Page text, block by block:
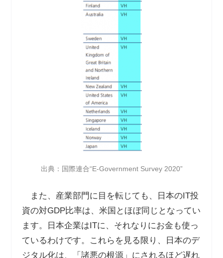
出典：国際連合“E-Government Survey 2020”
また、産業部門に目を転じても、日本のIT投
資の対GDP比率は、米国とほぼ同じとなってい
ます。日本企業は ITに、それなりにお金も使っ
ているわけです。これらを見る限り、日本のデ
ジタル化は、「諸悪の根源」にされるほど遅れ